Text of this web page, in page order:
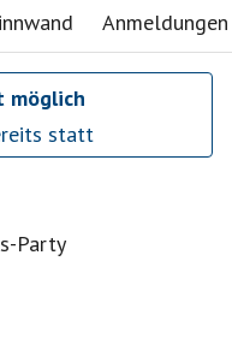
Anmeldungen
möglich
statt
Party